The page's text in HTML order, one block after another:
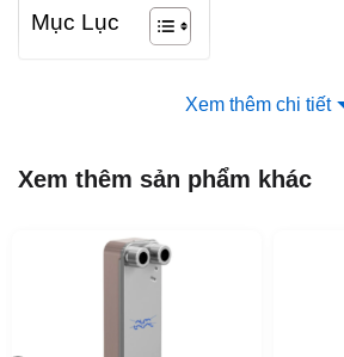
Mục Lục
Xem thêm chi tiết
Xem thêm sản phẩm khác